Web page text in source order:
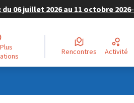
06 juillet 2026 au 11 octobre 2026-
Rencontres Activité